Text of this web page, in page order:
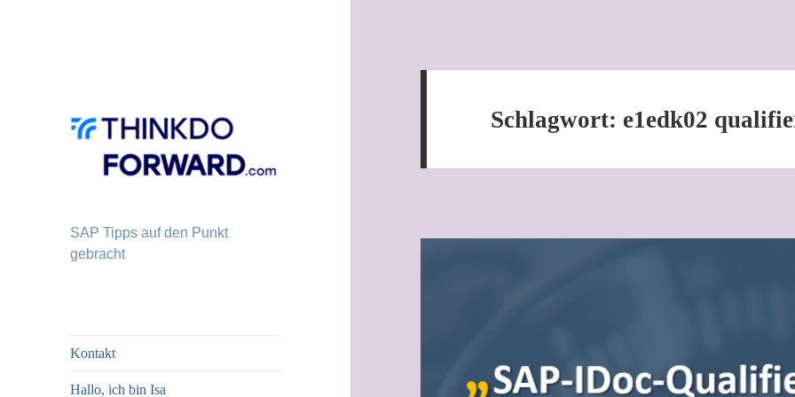
SAP Tipps auf den Punkt
gebracht
Kontakt
Hallo, ich bin Isa
Schlagwort: e1edk02